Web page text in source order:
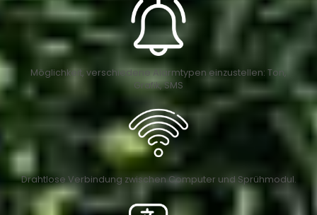
Möglichkeit, verschiedene Alarmtypen einzustellen: Ton,
Grafik, SMS
Drahtlose Verbindung zwischen Computer und Sprühmodul.